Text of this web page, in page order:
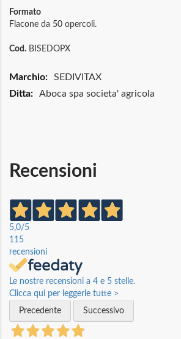
Formato
Flacone da 50 opercoli.
Cod. BISEDOPX
Maggiori
SEDIVITAX
Aboca spa societa' agricola
Recensioni
5,0/5
115
recensioni
Le nostre recensioni a 4 e 5 stelle.
Clicca qui per leggerle tutte >
Precedente
Successivo